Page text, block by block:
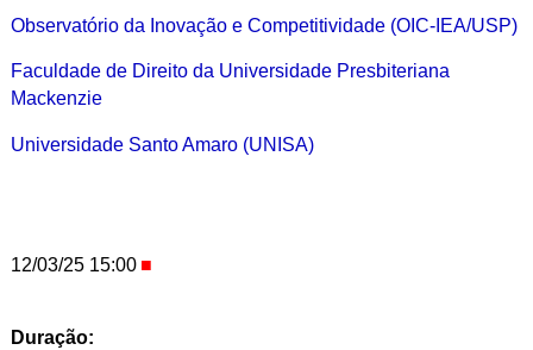
Observatório da Inovação e Competitividade (OIC-IEA/USP)
Faculdade de Direito da Universidade Presbiteriana
Mackenzie
Universidade Santo Amaro (UNISA)
12/03/25 15:00
Duração: